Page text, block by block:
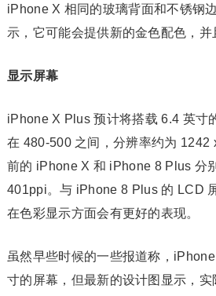
iPhone X 相同的玻璃背面和不锈钢
示，它可能会提供新的金色配色，并
显示屏幕
iPhone X Plus 预计将搭载 6.4 英寸
在 480-500 之间，分辨率约为 1242
前的 iPhone X 和 iPhone 8 Plus 分
401ppi。与 iPhone 8 Plus 的 LCD
在色彩显示方面会有更好的表现。
虽然早些时候的一些报道称，
寸的屏幕，但最新的设计图显示，